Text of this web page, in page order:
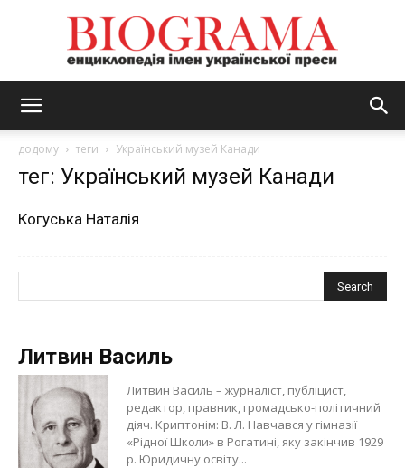
додому теги Український музей Канади
тег: Український музей Канади
Когуська Наталія
Литвин Василь
Литвин Василь – журналіст, публіцист,
редактор, правник, громадсько-політичний
діяч. Криптонім: В. Л. Навчався у гімназії
«Рідної Школи» в Рогатині, яку закінчив 1929
р. Юридичну освіту...